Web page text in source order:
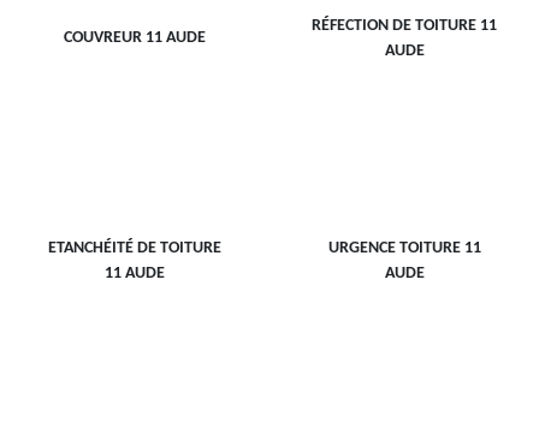
COUVREUR 11 AUDE
RÉFECTION DE TOITURE 11
AUDE
ETANCHÉITÉ DE TOITURE
11 AUDE
URGENCE TOITURE 11
AUDE